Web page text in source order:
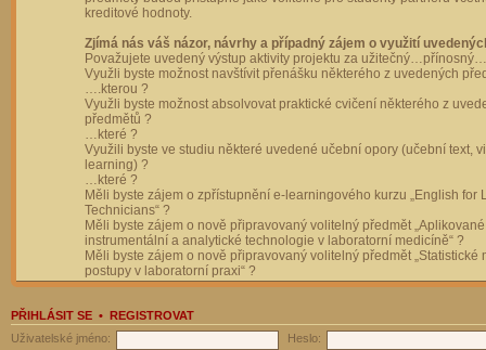
kreditové hodnoty.
Zjímá nás váš názor, návrhy a případný zájem o využití
Považujete uvedený výstup aktivity projektu za
Využli byste možnost navštívit přenášku některého z uvedených
….kterou ?
Využli byste možnost absolvovat praktické cvičení některého z
předmětů ?
…které ?
Využili byste ve studiu některé uvedené učební opory (učební text,
learning) ?
…které ?
Měli byste zájem o zpřístupnění e-learningového kurzu „English for
Technicians“ ?
Měli byste zájem o nově připravovaný volitelný předmět „Aplikované
instrumentální a analytické technologie v laboratorní medicíně“ ?
Měli byste zájem o nově připravovaný volitelný předmět „Statistické
postupy v laboratorní praxi“ ?
PŘIHLÁSIT SE • REGISTROVAT
Uživatelské jméno:
Heslo: